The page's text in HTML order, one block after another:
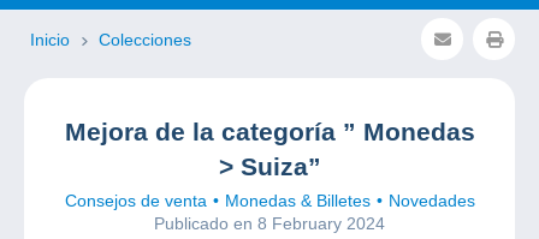
Inicio Colecciones
Mejora de la categoría ” Monedas
> Suiza”
Consejos de venta Monedas & Billetes
Novedades
Publicado en 8 February 2024